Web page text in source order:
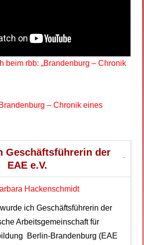
beim rbb: „Brandenburg – Chronik
Brandenburg – Chronik eines
Geschäftsführerin der
EAE e.V.
ich Geschäftsführerin der
Arbeitsgemeinschaft für
Berlin-Brandenburg (EAE